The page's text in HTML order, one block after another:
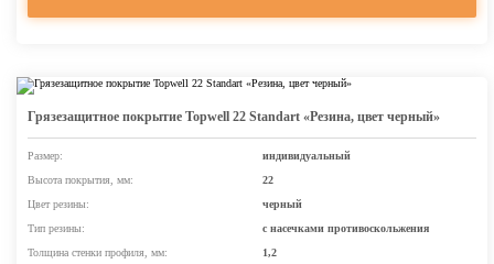
Грязезащитное покрытие Topwell 22 Standart «Резина, цвет черный»
Размер:
индивидуальный
Высота покрытия, мм:
22
Цвет резины:
черный
Тип резины:
с насечками противоскольжения
Толщина стенки профиля, мм:
1,2